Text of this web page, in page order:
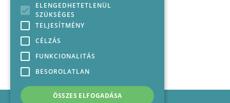
Impresszum
ELENGEDHETETLENÜL
SZÜKSÉGES
TELJESÍTMÉNY
CÉLZÁS
FUNKCIONALITÁS
BESOROLATLAN
ÖSSZES ELFOGADÁSA